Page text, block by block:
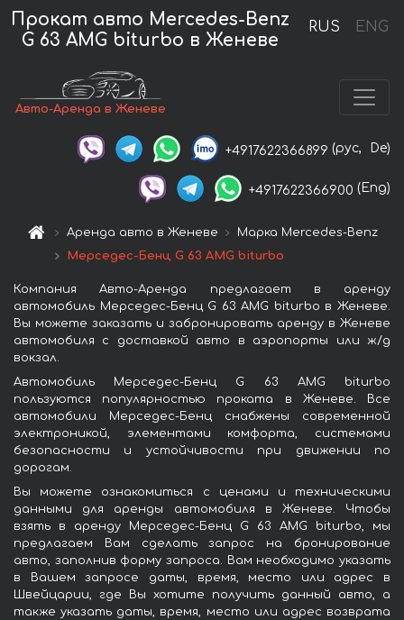
RUS ENG
Прокат авто Mercedes-Benz
G 63 AMG biturbo в Женеве
Авто-Аренда в Женеве
+4917622366899 (рус, De)
+4917622366900 (Eng)
Аренда авто в Женеве
Марка Mercedes-Benz
Мерседес-Бенц G 63 AMG biturbo
Компания Авто-Аренда предлагает в аренду
автомобиль Мерседес-Бенц G 63 AMG biturbo в Женеве.
Вы можете заказать и забронировать аренду в Женеве
автомобиля с доставкой авто в аэропорты или ж/д
вокзал.
Автомобиль Мерседес-Бенц G 63 AMG biturbo
пользуются популярностью проката в Женеве. Все
автомобили Мерседес-Бенц снабжены современной
электроникой, элементами комфорта, системами
безопасности и устойчивости при движении по
дорогам.
Вы можете ознакомиться с ценами и техническими
данными для аренды автомобиля в Женеве. Чтобы
взять в аренду Мерседес-Бенц G 63 AMG biturbo, мы
предлагаем Вам сделать запрос на бронирование
авто, заполнив форму запроса. Вам необходимо указать
в Вашем запросе даты, время, место или адрес в
Швейцарии, где Вы хотите получить данный авто, а
также указать даты, время, место или адрес возврата